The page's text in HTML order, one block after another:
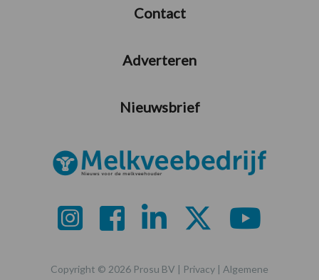
Contact
Adverteren
Nieuwsbrief
Copyright © 2026 Prosu BV | Privacy | Algemene